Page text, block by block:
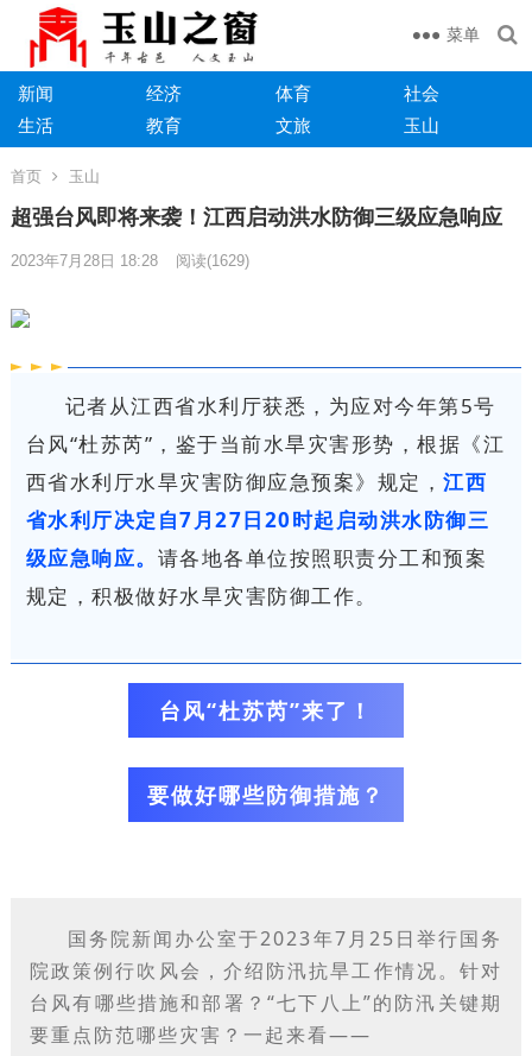
菜单
新闻 经济 体育
社会
生活
教育 文旅 玉山
首页 玉山
超强台风即将来袭！江西启动洪水防御三级应急响应
2023年7月28日 18:28 阅读(1629)
记者从江西省水利厅获悉，为应对今年第5号
台风“杜苏芮”，鉴于当前水旱灾害形势，根据《江
西省水利厅水旱灾害防御应急预案》规定，江西
省水利厅决定自7月27日20时起启动洪水防御三
级应急响应。 请各地各单位按照职责分工和预案
规定，积极做好水旱灾害防御工作。
台风“杜苏芮”来了！
要做好哪些防御措施？
国务院新闻办公室于2023年7月25日举行国务
院政策例行吹风会，介绍防汛抗旱工作情况。针对
台风有哪些措施和部署？“七下八上”的防汛关键期
要重点防范哪些灾害？一起来看——